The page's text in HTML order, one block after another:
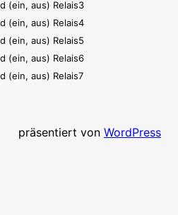
(ein, aus) Relais3
(ein, aus) Relais4
(ein, aus) Relais5
(ein, aus) Relais6
(ein, aus) Relais7
präsentiert von WordPress